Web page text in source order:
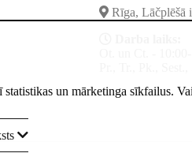
Rīga, Lāčplēšā
un mārketinga sīkfailus.